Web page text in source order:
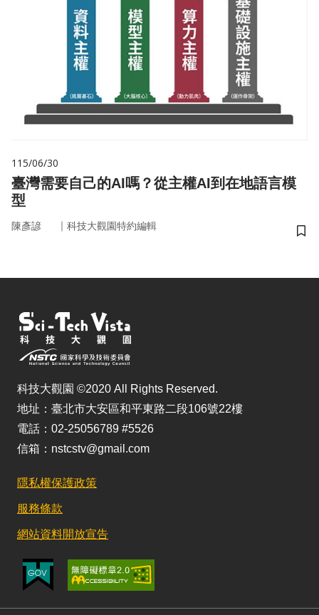
115/06/30
臺灣需要自己的AI嗎？從主權AI到在地語言模
型
陳彥諺 ｜ 科技大觀園特約編輯
儲
科技大觀園 ©2020 All Rights Reserved.
地址：臺北市大安區和平東路二段106號22樓
電話：02-25056789 #5526
信箱：nstcstv@gmail.com
隱私權保護政策
服務條款
網站資料開放宣告